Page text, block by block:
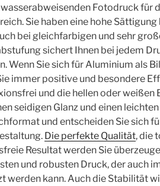
wasserabweisenden Fotodruck für
Sie haben eine hohe
bei gleichfarbigen und sehr
sichert Ihnen bei jedem
Wenn Sie sich für Aluminium als
immer positive und besondere
und die hellen oder weißen
seidigen Glanz und einen
und entscheiden Sie sich
Die perfekte Qualität, die
Resultat werden Sie
und robusten Druck, der auch
werden kann. Auch die Stabilität